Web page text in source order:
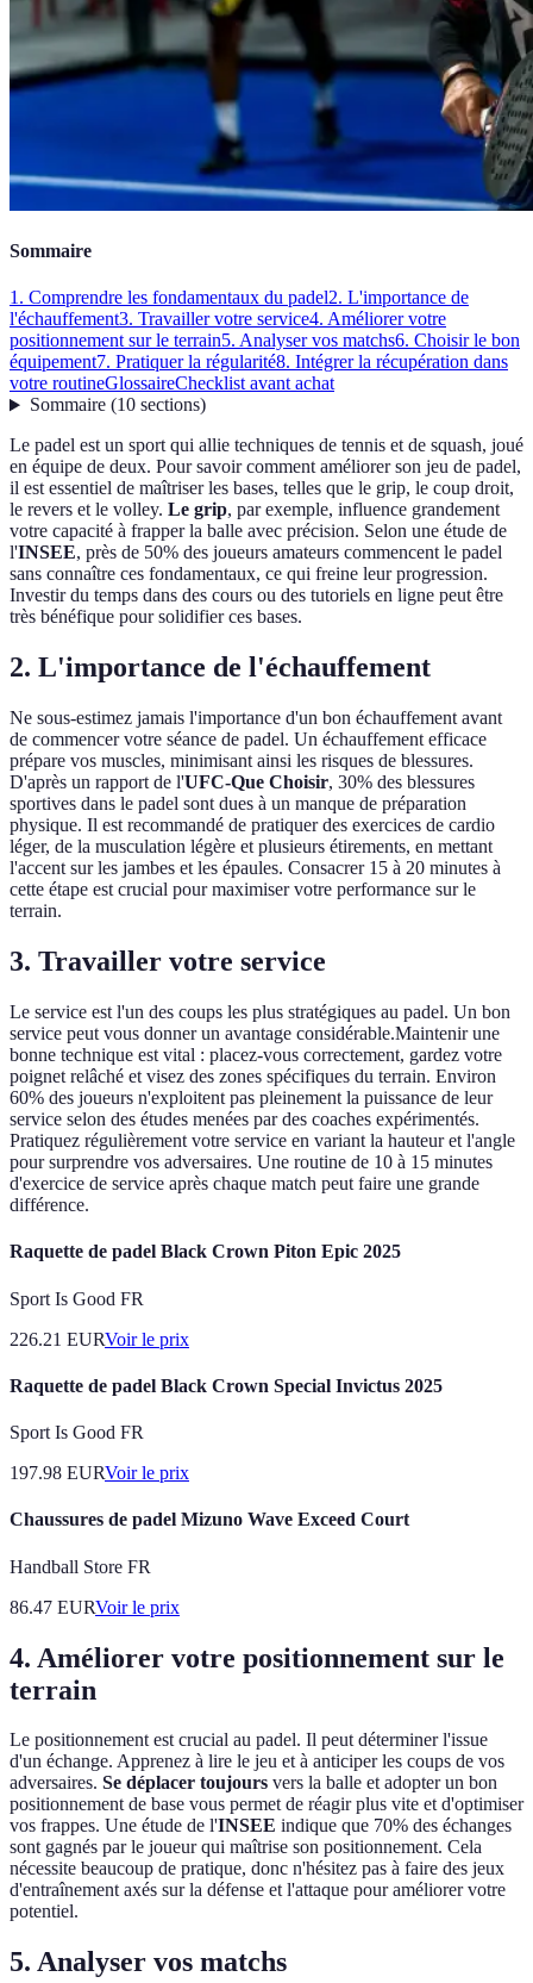
Sommaire
1. Comprendre les fondamentaux du padel2. L'importance de
l'échauffement3. Travailler votre service4. Améliorer votre
positionnement sur le terrain5. Analyser vos matchs6. Choisir le bon
équipement7. Pratiquer la régularité8. Intégrer la récupération dans
votre routineGlossaireChecklist avant achat
Sommaire(10 sections)
Le padel est un sport qui allie techniques de tennis et de squash, joué
en équipe de deux. Pour savoir comment améliorer son jeu de padel,
il est essentiel de maîtriser les bases, telles que le grip, le coup droit,
le revers et le volley. Le grip, par exemple, influence grandement
votre capacité à frapper la balle avec précision. Selon une étude de
l'INSEE, près de 50% des joueurs amateurs commencent le padel
sans connaître ces fondamentaux, ce qui freine leur progression.
Investir du temps dans des cours ou des tutoriels en ligne peut être
très bénéfique pour solidifier ces bases.
2. L'importance de l'échauffement
Ne sous-estimez jamais l'importance d'un bon échauffement avant
de commencer votre séance de padel. Un échauffement efficace
prépare vos muscles, minimisant ainsi les risques de blessures.
D'après un rapport de l'UFC-Que Choisir, 30% des blessures
sportives dans le padel sont dues à un manque de préparation
physique. Il est recommandé de pratiquer des exercices de cardio
léger, de la musculation légère et plusieurs étirements, en mettant
l'accent sur les jambes et les épaules. Consacrer 15 à 20 minutes à
cette étape est crucial pour maximiser votre performance sur le
terrain.
3. Travailler votre service
Le service est l'un des coups les plus stratégiques au padel. Un bon
service peut vous donner un avantage considérable.Maintenir une
bonne technique est vital : placez-vous correctement, gardez votre
poignet relâché et visez des zones spécifiques du terrain. Environ
60% des joueurs n'exploitent pas pleinement la puissance de leur
service selon des études menées par des coaches expérimentés.
Pratiquez régulièrement votre service en variant la hauteur et l'angle
pour surprendre vos adversaires. Une routine de 10 à 15 minutes
d'exercice de service après chaque match peut faire une grande
différence.
Raquette de padel Black Crown Piton Epic 2025
Sport Is Good FR
226.21 EURVoir le prix
Raquette de padel Black Crown Special Invictus 2025
Sport Is Good FR
197.98 EURVoir le prix
Chaussures de padel Mizuno Wave Exceed Court
Handball Store FR
86.47 EURVoir le prix
4. Améliorer votre positionnement sur le
terrain
Le positionnement est crucial au padel. Il peut déterminer l'issue
d'un échange. Apprenez à lire le jeu et à anticiper les coups de vos
adversaires. Se déplacer toujours vers la balle et adopter un bon
positionnement de base vous permet de réagir plus vite et d'optimiser
vos frappes. Une étude de l'INSEE indique que 70% des échanges
sont gagnés par le joueur qui maîtrise son positionnement. Cela
nécessite beaucoup de pratique, donc n'hésitez pas à faire des jeux
d'entraînement axés sur la défense et l'attaque pour améliorer votre
potentiel.
5. Analyser vos matchs